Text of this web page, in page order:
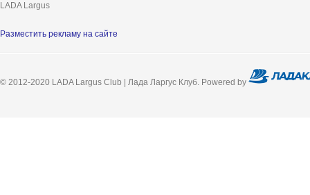
LADA Largus
Разместить рекламу на сайте
© 2012-2020 LADA Largus Club | Лада Ларгус Клуб. Powered by